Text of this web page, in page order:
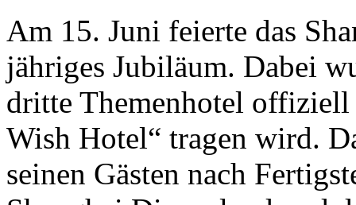
Am 15. Juni feierte das
jähriges Jubiläum. Dabei
dritte Themenhotel offiziell
Wish Hotel“ tragen wird.
seinen Gästen nach